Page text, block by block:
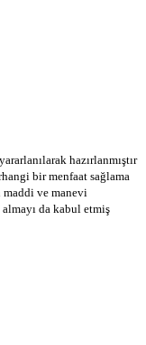
hazırlanmıştır
bir menfaat sağlama
maddi ve manevi
da kabul etmiş